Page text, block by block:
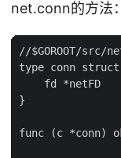
net.conn的方法：
//$GOROOT/src/
type conn
    fd *netFD
}
func (c *conn)